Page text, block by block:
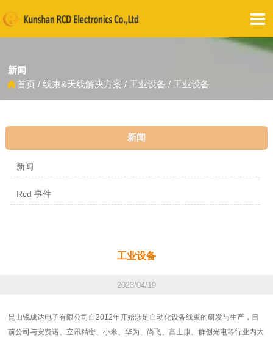

新闻
首页 / 线束&天线解决方案 / 工业设备 / 工业设备
新闻
新闻
Rcd 事件
工业设备
2023/04/19
昆山锐成达电子有限公司自2012年开始涉足自动化设备线束的研发与生产，目
前公司与安费诺、立讯精密、小米、华为、尚飞、富士康、群创光电等行业内大